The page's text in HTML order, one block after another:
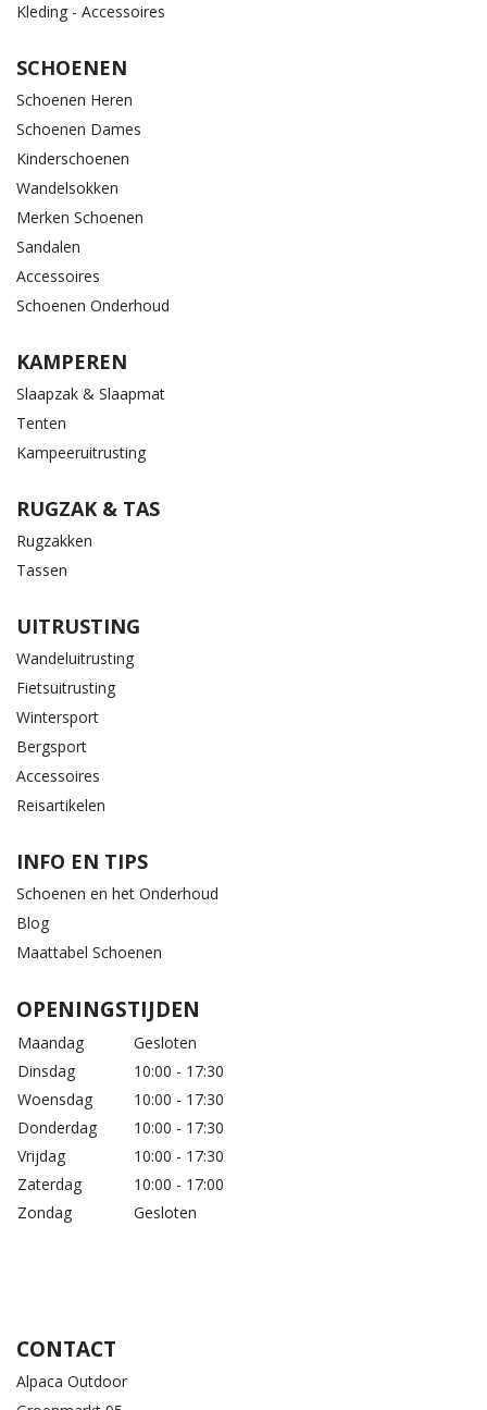
Kleding - Accessoires
SCHOENEN
Schoenen Heren
Schoenen Dames
Kinderschoenen
Wandelsokken
Merken Schoenen
Sandalen
Accessoires
Schoenen Onderhoud
KAMPEREN
Slaapzak & Slaapmat
Tenten
Kampeeruitrusting
RUGZAK & TAS
Rugzakken
Tassen
UITRUSTING
Wandeluitrusting
Fietsuitrusting
Wintersport
Bergsport
Accessoires
Reisartikelen
INFO EN TIPS
Schoenen en het Onderhoud
Blog
Maattabel Schoenen
OPENINGSTIJDEN
Maandag
Gesloten
Dinsdag
10:00 - 17:30
Woensdag
10:00 - 17:30
Donderdag
10:00 - 17:30
Vrijdag
10:00 - 17:30
Zaterdag
10:00 - 17:00
Zondag
Gesloten
CONTACT
Alpaca Outdoor